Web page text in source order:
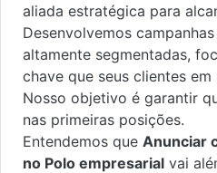
aliada estratégica para
Desenvolvemos
altamente segmentadas,
chave que seus clientes
Nosso objetivo é garantir
nas primeiras posições.
Entendemos que Anunciar
no Polo empresarial vai